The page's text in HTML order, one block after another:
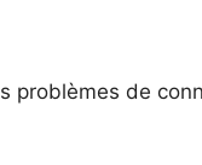
problèmes de